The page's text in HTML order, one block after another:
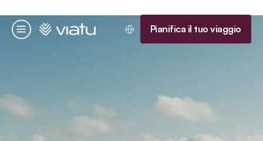
Menu
Homepage Pianifica il tuo viaggio